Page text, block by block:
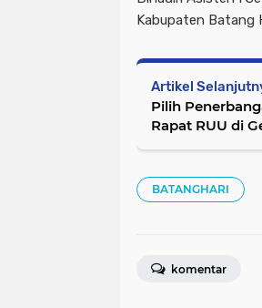
Kabupaten Batang
Artikel
Pilih
Rapat RUU di
BATANGHARI
komentar